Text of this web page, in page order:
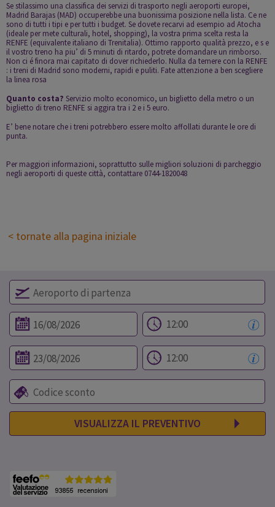
Se stilassimo una classifica dei servizi di trasporto negli aeroporti europei,
Madrid Barajas (MAD) occuperebbe una buonissima posizione nella lista. Ce ne
sono di tutti i tipi e per tutti i budget. Se dovete recarvi ad esempio ad Atocha
(ideale per mete culturali, hotel, shopping), la vostra prima scelta resta la
RENFE (equivalente italiano di Trenitalia). Ottimo rapporto qualità prezzo, e s e
il vostro treno ha piu’ di 5 minuti di ritardo, potrete domandare un rimborso.
Non ci é finora mai capitato di dover richiederlo. Nulla da temere con la RENFE
: i treni di Madrid sono moderni, rapidi e puliti. Fate attenzione a ben scegliere
la linea rosa
Quanto costa? Servizio molto economico, un biglietto della metro o un
biglietto di treno RENFE si aggira tra i 2 e i 5 euro.
E’ bene notare che i treni potrebbero essere molto affollati durante le ore di
punta.
Per maggiori informazioni, soprattutto sulle migliori soluzioni di parcheggio
negli aeroporti di queste città, contattare 0744-1820048
< tornate alla pagina iniziale
VISUALIZZA IL PREVENTIVO